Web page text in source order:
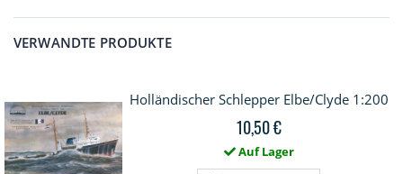
VERWANDTE PRODUKTE
Holländischer Schlepper Elbe/Clyde 1:200
10,50 €
Auf Lager